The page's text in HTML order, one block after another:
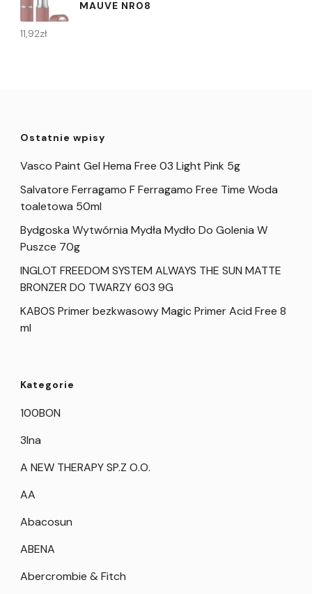
MAUVE NR08
11,92zł
Ostatnie wpisy
Vasco Paint Gel Hema Free 03 Light Pink 5g
Salvatore Ferragamo F Ferragamo Free Time Woda
toaletowa 50ml
Bydgoska Wytwórnia Mydła Mydło Do Golenia W
Puszce 70g
INGLOT FREEDOM SYSTEM ALWAYS THE SUN MATTE
BRONZER DO TWARZY 603 9G
KABOS Primer bezkwasowy Magic Primer Acid Free 8
ml
Kategorie
100BON
3Ina
A NEW THERAPY SP.Z O.O.
AA
Abacosun
ABENA
Abercrombie & Fitch